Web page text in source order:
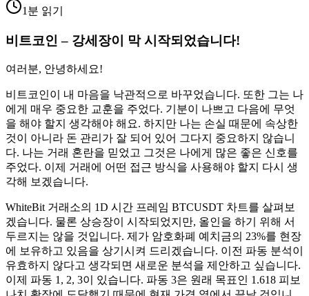
1분 읽기
비트코인 – 강세장이 막 시작되었습니다!
여러분, 안녕하세요!
비트코인이 내 마음을 낙관적으로 바꾸었습니다. 또한 그는 나
에게 매우 중요한 교훈을 주었다. 기분이 나쁘고 다음에 무엇
을 해야 할지 생각해야 해요. 하지만 나는 손실 때문에 속상한
것이 아니라 돈 관리가 잘 되어 있어 그다지 중요하지 않습니
다. 나는 거래 혼란을 믿었고 그것은 나에게 많은 좋은 신호를
주었다. 이제 거래에 어떤 접근 방식을 사용해야 할지 다시 생
각해 보겠습니다.
WhiteBit 거래소의 1D 시간 프레임 BTCUSDT 차트를 살펴보
겠습니다. 물론 상승장이 시작되었지만, 올인을 하기 위해 서
두르지는 않을 것입니다. 제가 암호화폐 예치금의 23%를 현장
에 보유하고 있음을 상기시켜 드리겠습니다. 이전 파동 분석이
유효하지 않다고 생각되면 새로운 분석을 제안하고 싶습니다.
이제 파동 1, 2, 3이 있습니다. 파동 3은 원래 목표인 1.618 피보